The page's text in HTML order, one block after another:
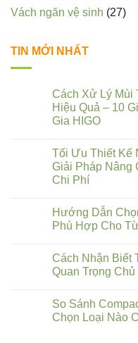
Vách ngăn vệ sinh (27)
TIN MỚI NHẤT
Cách Xử Lý Mùi
Hiệu Quả – 10
Gia HIGO
Tối Ưu Thiết Kế
Giải Pháp Nâng
Chi Phí
Hướng Dẫn
Phù Hợp Cho
Cách Nhận Biết
Quan Trọng
So Sánh
Chọn Loại Nào